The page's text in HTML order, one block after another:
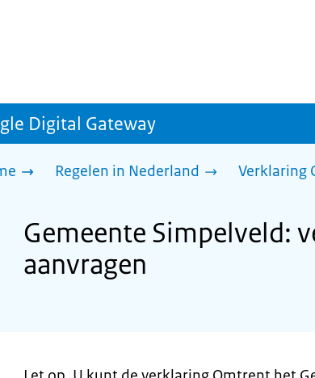
Digital Gateway
Regelen in Nederland Verklaring
Gemeente Simpelveld:
aanvragen